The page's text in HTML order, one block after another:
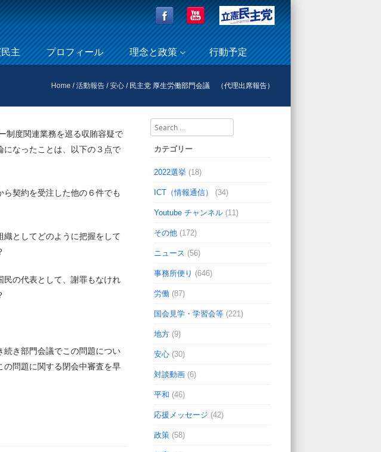
主 プロフィール 理念と政策 行動予定
Home /活動報告 /安心 / 民主党 厚生労働部門会議 （代理出席報告）
制度関連業務を巡る収賄容疑で
なったことは、以下の３点で
契約を受注した他の６件でも
織としてどのように把握をして
民の代表として、謝罪もなけれ
続き部門会議でこの問題につい
の問題に関する閉会中審査を早
Search
カテゴリー
2022選挙 (18)
ICT（情報通信） (34)
Youtube チャンネル (11)
その他 (172)
ニュース (56)
事務所便り (646)
労働 (87)
国会見学・学習会等 (221)
地方 (9)
安心 (30)
対談動画 (6)
平和 (46)
応援メッセージ (42)
政策 (58)